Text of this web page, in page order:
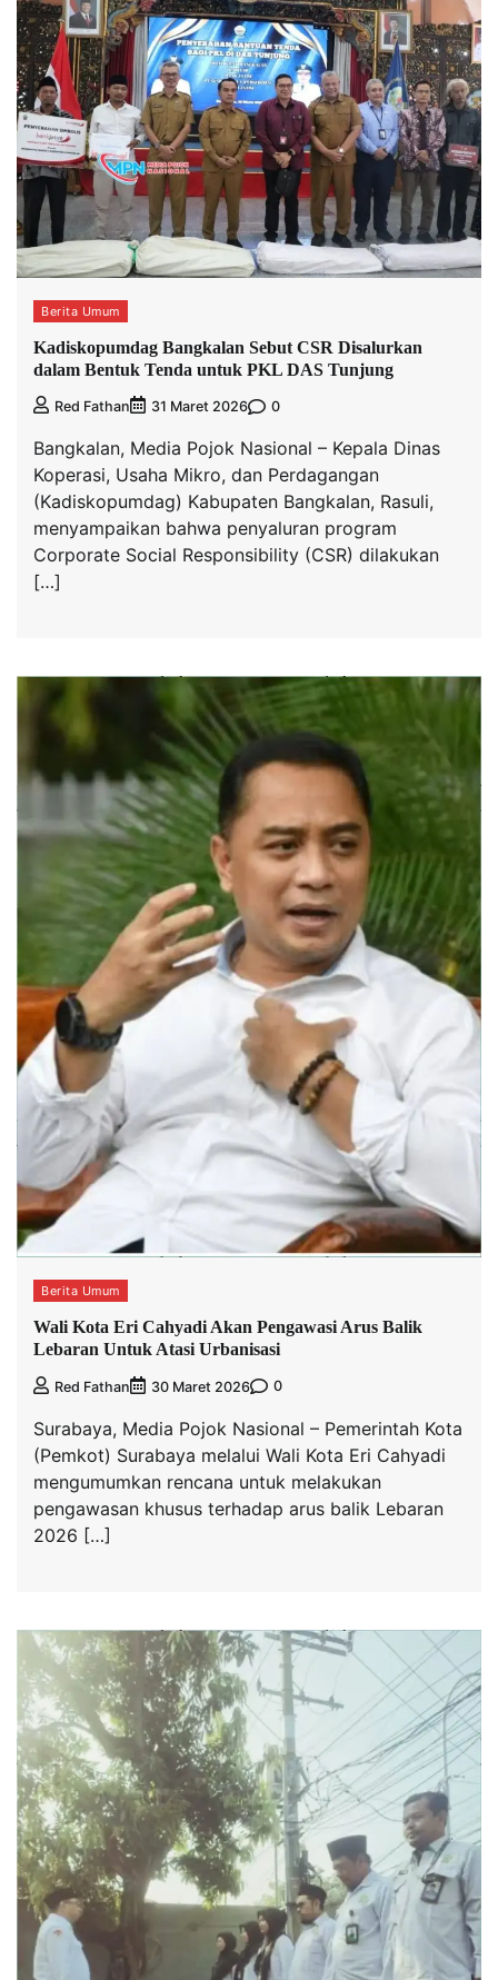
Berita Umum
Kadiskopumdag Bangkalan Sebut CSR Disalurkan
dalam Bentuk Tenda untuk PKL DAS Tunjung
Red Fathan 31 Maret 2026 0
Bangkalan, Media Pojok Nasional – Kepala Dinas
Koperasi, Usaha Mikro, dan Perdagangan
(Kadiskopumdag) Kabupaten Bangkalan, Rasuli,
menyampaikan bahwa penyaluran program
Corporate Social Responsibility (CSR) dilakukan
[…]
Berita Umum
Wali Kota Eri Cahyadi Akan Pengawasi Arus Balik
Lebaran Untuk Atasi Urbanisasi
Red Fathan 30 Maret 2026 0
Surabaya, Media Pojok Nasional – Pemerintah Kota
(Pemkot) Surabaya melalui Wali Kota Eri Cahyadi
mengumumkan rencana untuk melakukan
pengawasan khusus terhadap arus balik Lebaran
2026 […]